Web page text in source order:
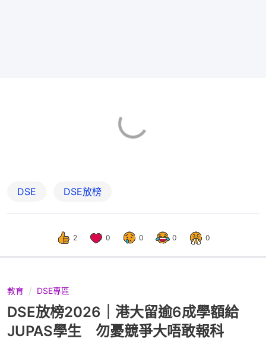
DSE DSE放榜
2 0 0 0 0
教育 DSE專區
DSE放榜2026｜港大留逾6成學額給
JUPAS學生 勿憂競爭大唔敢報科